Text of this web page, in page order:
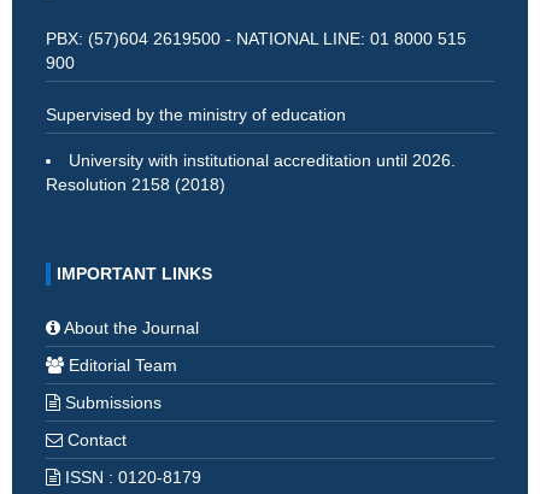
PBX: (57)604 2619500 - NATIONAL LINE: 01 8000 515
900
Supervised by the ministry of education
University with institutional accreditation until 2026.
Resolution 2158 (2018)
IMPORTANT LINKS
About the Journal
Editorial Team
Submissions
Contact
ISSN : 0120-8179